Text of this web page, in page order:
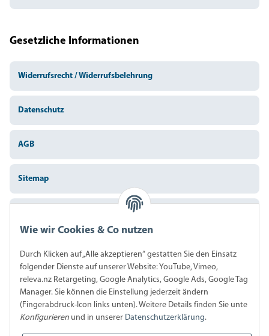
Gesetzliche Informationen
Widerrufsrecht / Widerrufsbelehrung
Datenschutz
AGB
Sitemap
Widerrufsrecht
Wie wir Cookies & Co nutzen
Durch Klicken auf „Alle akzeptieren“ gestatten Sie den Einsatz
folgender Dienste auf unserer Website: YouTube, Vimeo,
releva.nz Retargeting, Google Analytics, Google Ads, Google Tag
Manager. Sie können die Einstellung jederzeit ändern
(Fingerabdruck-Icon links unten). Weitere Details finden Sie unte
Konfigurieren und in unserer Datenschutzerklärung.